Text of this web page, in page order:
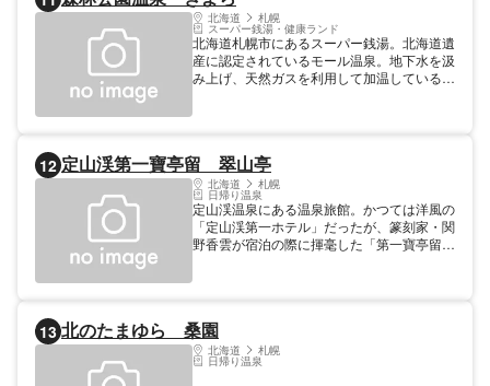
1000冊にものぼる書籍や自家製のよもぎ茶
など、心のこもったおもてなしが魅力的な温
かい旅館になっている。
北海道 札幌
スーパー銭湯・健康ランド
北海道札幌市にあるスーパー銭湯。北海道遺
産に認定されているモール温泉。地下水を汲
み上げ、天然ガスを利用して加温している。
12 定山渓第一寶亭留 翠山亭
北海道 札幌
日帰り温泉
定山渓温泉にある温泉旅館。かつては洋風の
「定山渓第一ホテル」だったが、篆刻家・関
野香雲が宿泊の際に揮毫した「第一寶亭留
160平米クラスの広さを有する客室など各所
で賓客をおもてなしする。離れの湯屋「森乃
湯」や北海道の幸を使用した料理、個室も備
13 北のたまゆら 桑園
北海道 札幌
日帰り温泉